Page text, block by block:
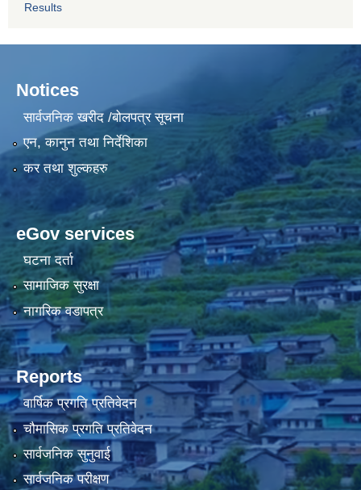
Results
Notices
सार्वजनिक खरीद /बोलपत्र सूचना
एन, कानुन तथा निर्देशिका
कर तथा शुल्कहरु
eGov services
घटना दर्ता
सामाजिक सुरक्षा
नागरिक वडापत्र
Reports
वार्षिक प्रगति प्रतिवेदन
चौमासिक प्रगति प्रतिवेदन
सार्वजनिक सुनुवाई
सार्वजनिक परीक्षण